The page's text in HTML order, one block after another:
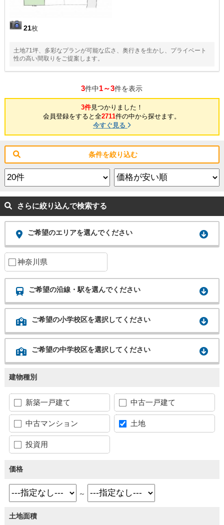
21枚
土地71坪、多彩なプランが可能な広さ、奥行きを生かし、プライベート
性の高い間取りをご提案します。
3件中1～3件を表示
3件見つかりました！
会員登録をすると全2711件の中から探せます。
今すぐ見る
条件を絞り込む
さらに絞り込んで検索する
ご希望のエリアを選んでください
神奈川県
ご希望の沿線・駅を選んでください
ご希望の小学校区を選択してください
ご希望の中学校区を選択してください
建物種別
新築一戸建て 中古一戸建て
中古マンション 土地
投資用
価格
～
土地面積